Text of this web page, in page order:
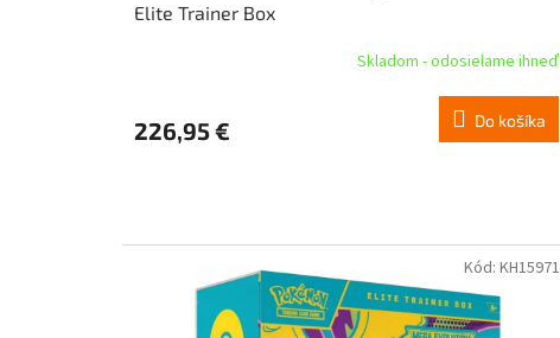
Elite Trainer Box
Skladom - odosielame ihneď
226,95 € Do košíka
Kód:KH15971